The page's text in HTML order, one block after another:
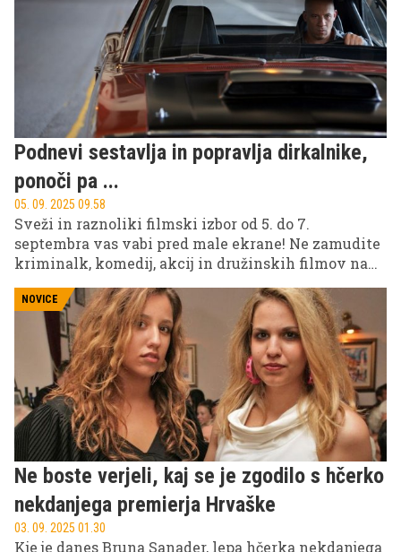
Podnevi sestavlja in popravlja dirkalnike,
ponoči pa ...
05. 09. 2025 09.58
Sveži in raznoliki filmski izbor od 5. do 7.
septembra vas vabi pred male ekrane! Ne zamudite
kriminalk, komedij, akcij in družinskih filmov na
postajah: POP TV, Kanal A in KINO.
NOVICE
Ne boste verjeli, kaj se je zgodilo s hčerko
nekdanjega premierja Hrvaške
03. 09. 2025 01.30
Kje je danes Bruna Sanader, lepa hčerka nekdanjega